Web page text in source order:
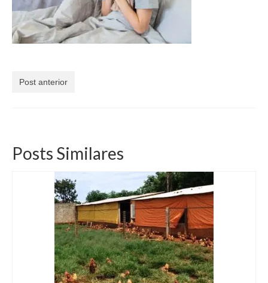
Currículo
Post anterior
Posts Similares